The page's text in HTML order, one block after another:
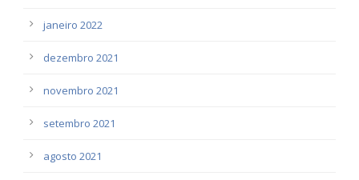
janeiro 2022
dezembro 2021
novembro 2021
setembro 2021
agosto 2021